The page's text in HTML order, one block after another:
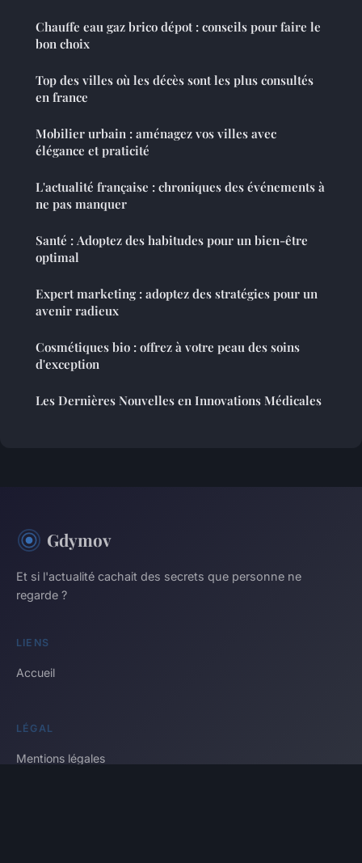
Chauffe eau gaz brico dépot : conseils pour faire le
bon choix
Top des villes où les décès sont les plus consultés
en france
Mobilier urbain : aménagez vos villes avec
élégance et praticité
L'actualité française : chroniques des événements à
ne pas manquer
Santé : Adoptez des habitudes pour un bien-être
optimal
Expert marketing : adoptez des stratégies pour un
avenir radieux
Cosmétiques bio : offrez à votre peau des soins
d'exception
Les Dernières Nouvelles en Innovations Médicales
Gdymov
Et si l'actualité cachait des secrets que personne ne
regarde ?
LIENS
Accueil
LÉGAL
Mentions légales